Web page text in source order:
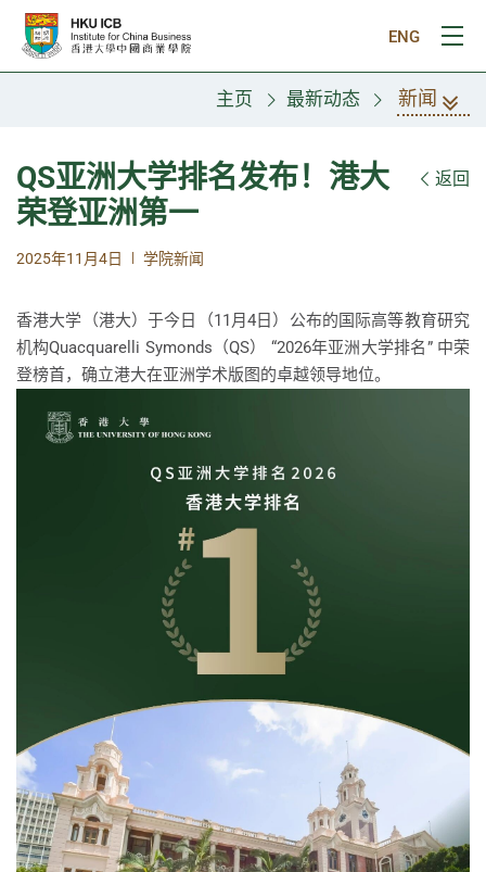
跳往主要内容
ENG
打
主页 最新动态 新闻
QS亚洲大学排名发布！港大
荣登亚洲第一
返回
2025年11月4日 | 学院新闻
香港大学（港大）于今日（11月4日）公布的国际高等教育研究
机构Quacquarelli Symonds（QS） “2026年亚洲大学排名” 中荣
登榜首，确立港大在亚洲学术版图的卓越领导地位。